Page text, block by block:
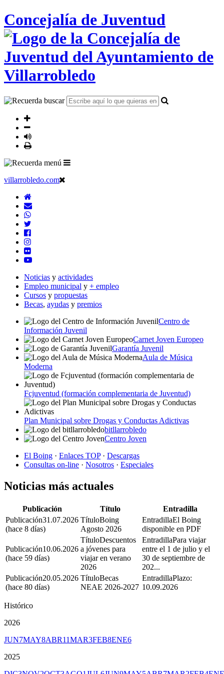
Concejalía de Juventud
villarrobledo.com
Noticias y actividades
Empleo municipal y + empleo
Cursos y propuestas
Becas, ayudas y premios
Centro de
Información Juvenil
Carnet Joven Europeo
Garantía Juvenil
Aula de Música
Moderna
Fcjuventud (formación complementaria de Juventud)
Plan Municipal sobre Drogas y Conductas Adictivas
bitllarrobledo
Centro Joven
El Boing · Enlaces TOP· Descargas
Consultas on-line · Nosotros · Especiales
Noticias más actuales
Publicación Título
Entradilla
31.07.2026
(hace 8 días)
Boing
Agosto 2026
El Boing
disponible en PDF
10.06.2026
(hace 59 días)
Descuentos
a jóvenes para
viajar en verano
2026
Para viajar
entre el 1 de julio y el
30 de septiembre de
202...
20.05.2026
(hace 80 días)
Becas
NEAE 2026-2027
Plazo:
10.09.2026
Histórico
2026
JUN7MAY8ABR11MAR3FEB8ENE6
2025